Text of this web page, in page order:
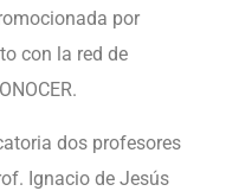
por
con la red de
dos profesores
Ignacio de Jesús